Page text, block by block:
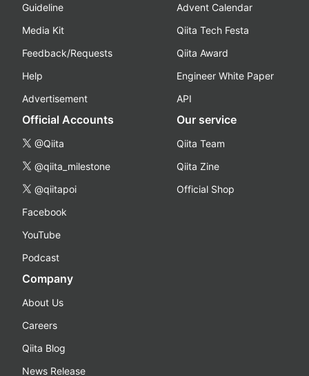
Guideline
Media Kit
Feedback/Requests
Help
Advertisement
Advent Calendar
Qiita Tech Festa
Qiita Award
Engineer White Paper
API
Official Accounts
@Qiita
@qiita_milestone
@qiitapoi
Facebook
YouTube
Podcast
Our service
Qiita Team
Qiita Zine
Official Shop
Company
About Us
Careers
Qiita Blog
News Release